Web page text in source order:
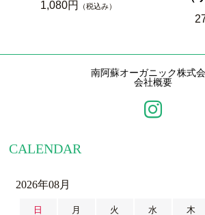
1,080円
（税込み）
南阿蘇オーガニック株式
会社概要
CALENDAR
2026年08月
日 月 火 水 木